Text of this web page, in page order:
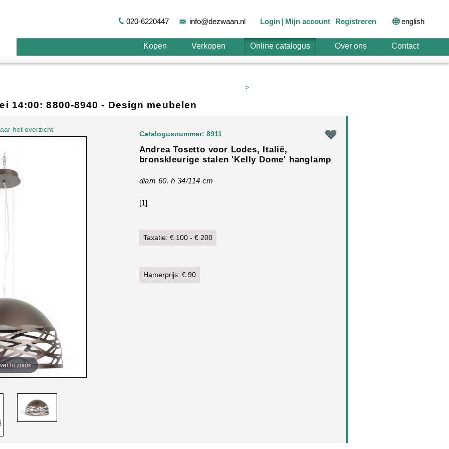
020-6220447 info@dezwaan.nl Login Mijn account Registreren english
Kopen Verkopen Online catalogus Over ons Contact
>
14:00: 8800-8940 - Design meubelen
het overzicht
to zoom
Catalogusnummer: 8911
Andrea Tosetto voor Lodes, Italië,
bronskleurige stalen 'Kelly Dome' hanglamp
diam 60, h 34/114 cm
[1]
Taxatie: € 100 - € 200
Hamerprijs: € 90